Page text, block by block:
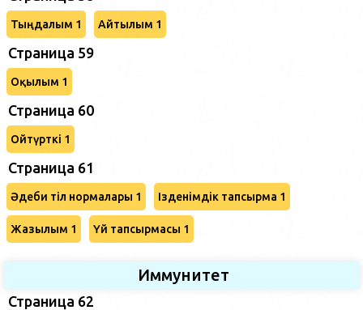
Тыңдалым 1 Айтылым 1
Страница 59
Оқылым 1
Страница 60
Ойтүрткі 1
Страница 61
Әдеби тіл нормалары 1 Ізденімдік тапсырма 1
Жазылым 1 Үй тапсырмасы 1
Иммунитет
Страница 62